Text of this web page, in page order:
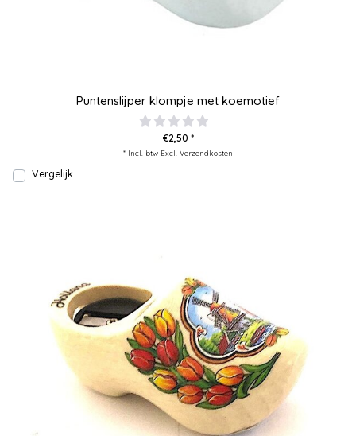
Puntenslijper klompje met koemotief
€2,50 *
* Incl. btw Excl. Verzendkosten
Vergelijk